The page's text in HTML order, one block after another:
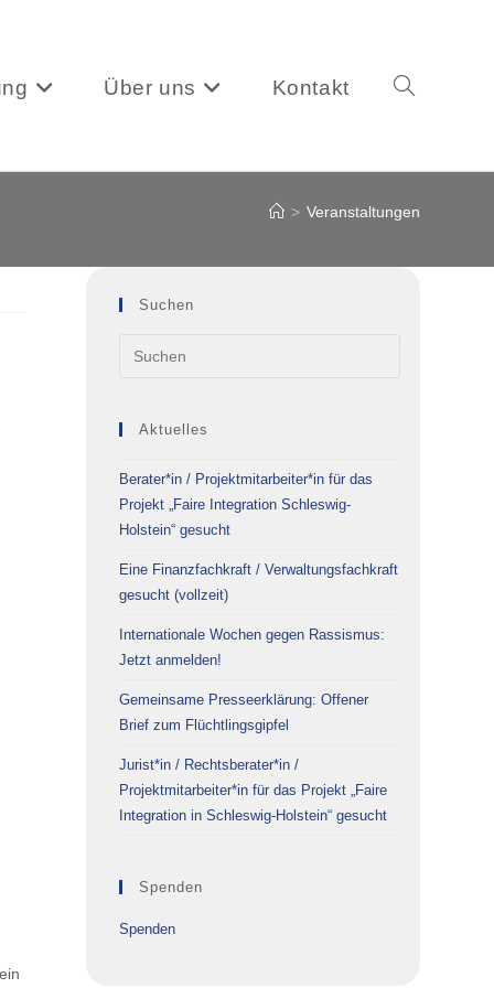
Über uns Kontakt Website-
> Veranstaltungen
Suchen
Aktuelles
Berater*in / Projektmitarbeiter*in für das
Projekt „Faire Integration Schleswig-
Holstein“ gesucht
Eine Finanzfachkraft / Verwaltungsfachkraft
gesucht (vollzeit)
Internationale Wochen gegen Rassismus:
Jetzt anmelden!
Gemeinsame Presseerklärung: Offener
Brief zum Flüchtlingsgipfel
Jurist*in / Rechtsberater*in /
Projektmitarbeiter*in für das Projekt „Faire
Integration in Schleswig-Holstein“ gesucht
Spenden
Spenden